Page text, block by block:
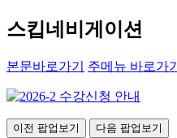
스킵네비게이션
본문바로가기 주메뉴 바로가기
이전 팝업보기 다음 팝업보기